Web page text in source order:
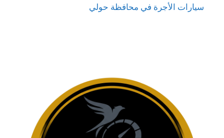
سيارات الأجرة في محافظة حولي